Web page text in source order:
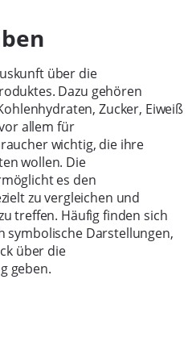
über die
Dazu gehören
Zucker, Eiweiß
allem für
wichtig, die ihre
wollen. Die
es den
zu vergleichen und
treffen. Häufig finden sich
symbolische Darstellungen,
über die
geben.